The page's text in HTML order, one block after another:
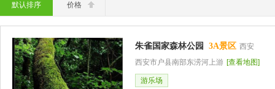
默认排序 价格
朱雀国家森林公园 3A景区 西安
西安市户县南部东涝河上游 [查看地图]
游乐场